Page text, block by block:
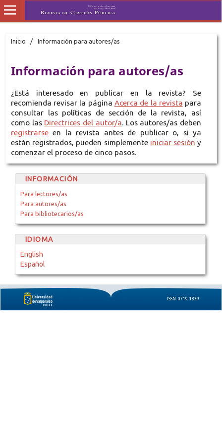
Inicio / Información para autores/as
Información para autores/as
¿Está interesado en publicar en la revista? Se
recomienda revisar la página Acerca de la revista para
consultar las políticas de sección de la revista, así
como las Directrices del autor/a. Los autores/as deben
registrarseen la revista antes de publicar o, si ya
están registrados, pueden simplemente iniciar sesión y
comenzar el proceso de cinco pasos.
INFORMACIÓN
Para lectores/as
Para autores/as
Para bibliotecarios/as
IDIOMA
English
Español
ISSN: 0719-1839